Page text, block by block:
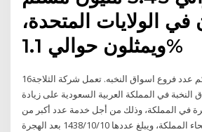
الولايات المتحدة،
ويمثلون حوالي 1.1%
16‏‏/12‏‏/1440 بعد الهجرة كم عدد فروع اسواق النخبه. تعمل شركة الثلاجة
النخبة في المملكة العربية السعودية على زيادة
في المملكة، وذلك من أجل خدمة عدد أكبر من
العملاء في كافة أنحاء المملكة، ويبلغ عددها 10‏‏/10‏‏/1438 بعد الهجرة